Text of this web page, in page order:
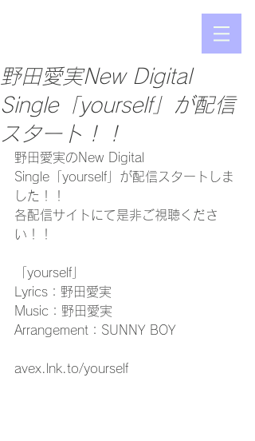
野田愛実New Digital
Single「yourself」が配信
スタート！！
野田愛実のNew Digital
Single「yourself」が配信スタートしま
した！！
各配信サイトにて是非ご視聴くださ
い！！
「yourself」
Lyrics：野田愛実
Music：野田愛実
Arrangement：SUNNY BOY
avex.lnk.to/yourself